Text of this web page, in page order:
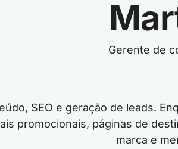
Gerente de
SEO e geração de leads.
promocionais, páginas de
marca e